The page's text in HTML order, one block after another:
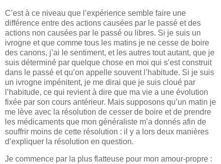
C’est à ce niveau que l’expérience semble faire une
différence entre des actions causées par le passé et des
actions non causées par le passé ou libres. Si je suis un
ivrogne et que comme tous les matins je ne cesse de boire
des canons, j’ai le sentiment, et les autres tout autant, que je
suis déterminé par quelque chose en moi qui s’est construit
dans le passé et qu’on appelle souvent l’habitude. Si je suis
un ivrogne impénitent, je me dirai que je suis cloué par
l’habitude, ce qui revient à dire que ma vie a une évolution
fixée par son cours antérieur. Mais supposons qu’un matin je
me lève avec la résolution de cesser de boire et de prendre
les médicaments que mon généraliste m’a donnés afin de
souffrir moins de cette résolution : il y a lors deux manières
d’expliquer la résolution en question.
Je commence par la plus flatteuse pour mon amour-propre :